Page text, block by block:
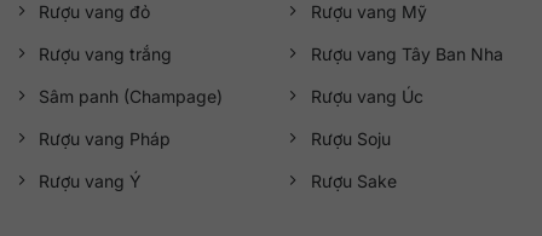
Rượu vang đỏ
Rượu vang trắng
Sâm panh (Champage)
Rượu vang Pháp
Rượu vang Ý
Rượu vang Mỹ
Rượu vang Tây Ban Nha
Rượu vang Úc
Rượu Soju
Rượu Sake